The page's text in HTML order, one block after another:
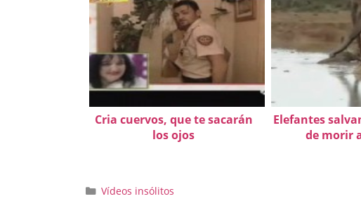
Cria cuervos, que te sacarán
los ojos
Elefantes
de morir
Categorías
Vídeos insólitos